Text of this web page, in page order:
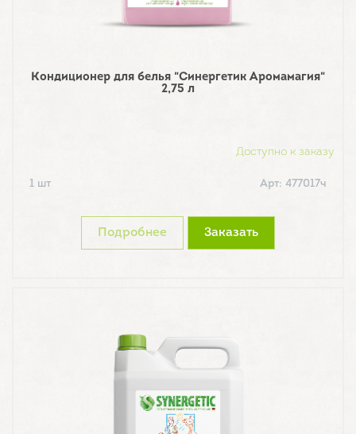
Кондиционер для белья "Синергетик Аромамагия"
2,75 л
Доступно к заказу
1 шт Арт: 477017ч
Подробнее Заказать